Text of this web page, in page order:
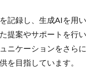
記録し、生成AIを用
提案やサポートを行い
ニケーションをさら
を目指しています。